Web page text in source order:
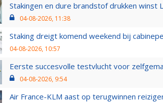
Stakingen en dure brandstof drukken winst
04-08-2026, 11:38
Staking dreigt komend weekend bij
04-08-2026, 10:57
Eerste succesvolle testvlucht voor
04-08-2026, 9:54
Air France-KLM aast op terugwinnen